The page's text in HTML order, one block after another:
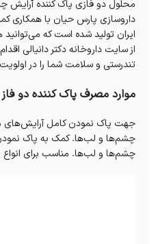
محلول دو فازی پاک کننده آرایش
ایران تولید شده است که
از سایت داروخانه‌ دکتر دانیالی
تندرستی و سلامت شما را در
موارد مصرف پاک کننده دو
جهت پاک نمودن کامل آرایش‌های
چشم‌ها و لب‌ها. کمک به پاک
چشم‌ها و لب‌‌ها. مناسب برای